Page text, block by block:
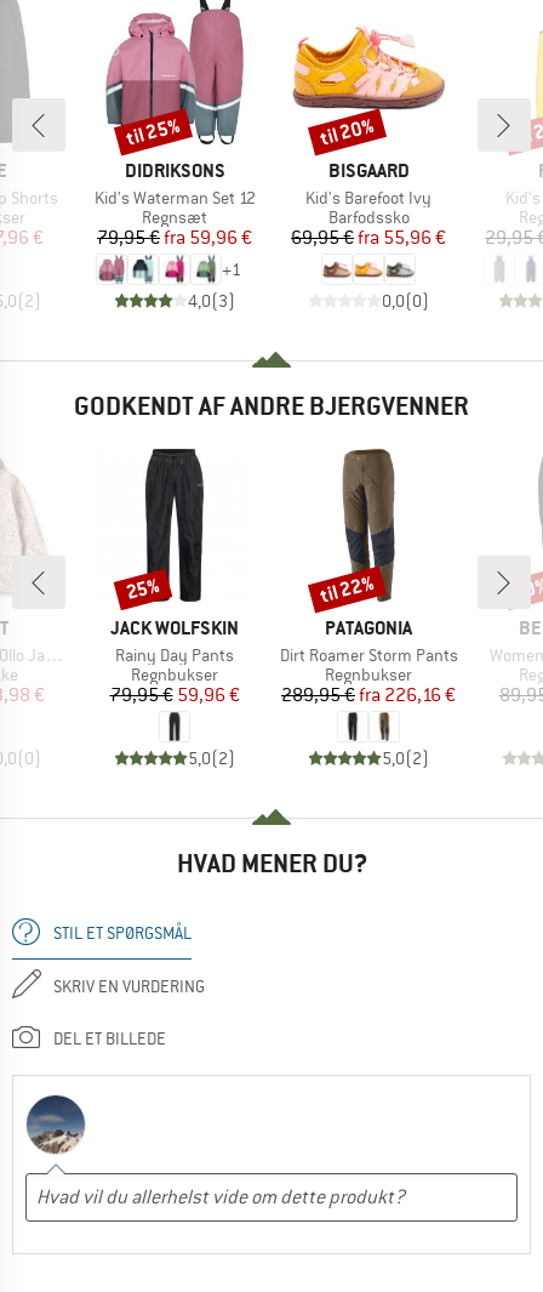
Shorts
pris
€
(2)
MÆRKE
DIDRIKSONS
Artikel
Kid's Waterman Set 12
Produktgruppe
Regnsæt
Pris
79,95 € Nedsat pris
fra 59,96 €
+1
4,0(3)
Rabat
til 25%
MÆRKE
BISGAARD
Artikel
Kid's Barefoot Ivy
Produktgruppe
Barfodssko
Pris
69,95 € Nedsat pris
fra 55,96 €
0,0(0)
Rabat
til 20%
29,95
GODKENDT AF ANDRE BJERGVENNER
Jacket
pris
€
(0)
MÆRKE
JACK WOLFSKIN
Artikel
Rainy Day Pants
Produktgruppe
Regnbukser
Pris
79,95 €Nedsat pris
59,96 €
5,0(2)
Rabat
25%
MÆRKE
PATAGONIA
Artikel
Dirt Roamer Storm Pants
Produktgruppe
Regnbukser
Pris
289,95 € Nedsat pris
fra 226,16 €
5,0(2)
Rabat
til 22%
Artikel
HVAD MENER DU?
STIL ET SPØRGSMÅL
SKRIV EN VURDERING
DEL ET BILLEDE